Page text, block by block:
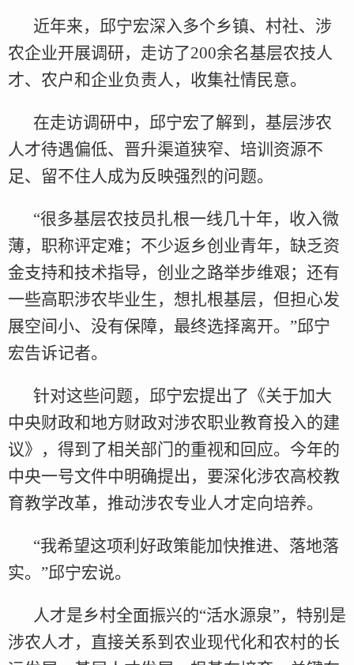
近年来，邱宁宏深入多个乡镇、村社、涉
农企业开展调研，走访了200余名基层农技人
才、农户和企业负责人，收集社情民意。
在走访调研中，邱宁宏了解到，基层涉农
人才待遇偏低、晋升渠道狭窄、培训资源不
足、留不住人成为反映强烈的问题。
“很多基层农技员扎根一线几十年，收入微
薄，职称评定难；不少返乡创业青年，缺乏资
金支持和技术指导，创业之路举步维艰；还有
一些高职涉农毕业生，想扎根基层，但担心发
展空间小、没有保障，最终选择离开。”邱宁
宏告诉记者。
针对这些问题，邱宁宏提出了《关于加大
中央财政和地方财政对涉农职业教育投入的建
议》，得到了相关部门的重视和回应。今年的
中央一号文件中明确提出，要深化涉农高校教
育教学改革，推动涉农专业人才定向培养。
“我希望这项利好政策能加快推进、落地落
实。”邱宁宏说。
人才是乡村全面振兴的“活水源泉”，特别是
涉农人才，直接关系到农业现代化和农村的长